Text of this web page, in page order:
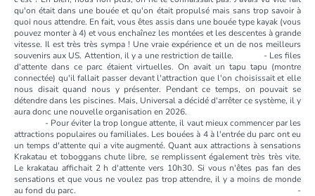
qu'on était dans une bouée et qu'on était propulsé mais sans trop savoir à
quoi nous attendre. En fait, vous êtes assis dans une bouée type kayak (vous
pouvez monter à 4) et vous enchaînez les montées et les descentes à grande
vitesse. Il est très très sympa ! Une vraie expérience et un de nos meilleurs
souvenirs aux US. Attention, il y a une restriction de taille. - Les files
d'attente dans ce parc étaient virtuelles. On avait un tapu tapu (montre
connectée) qu'il fallait passer devant l'attraction que l'on choisissait et elle
nous disait quand nous y présenter. Pendant ce temps, on pouvait se
détendre dans les piscines. Mais, Universal a décidé d'arrêter ce système, il y
aura donc une nouvelle organisation en 2026.
- Pour éviter la trop longue attente, il vaut mieux commencer par les
attractions populaires ou familiales. Les bouées à 4 à l'entrée du parc ont eu
un temps d'attente qui a vite augmenté. Quant aux attractions à sensations
Krakatau et toboggans chute libre, se remplissent également très très vite.
Le krakatau affichait 2 h d'attente vers 10h30. Si vous n'êtes pas fan des
sensations et que vous ne voulez pas trop attendre, il y a moins de monde
au fond du parc. -